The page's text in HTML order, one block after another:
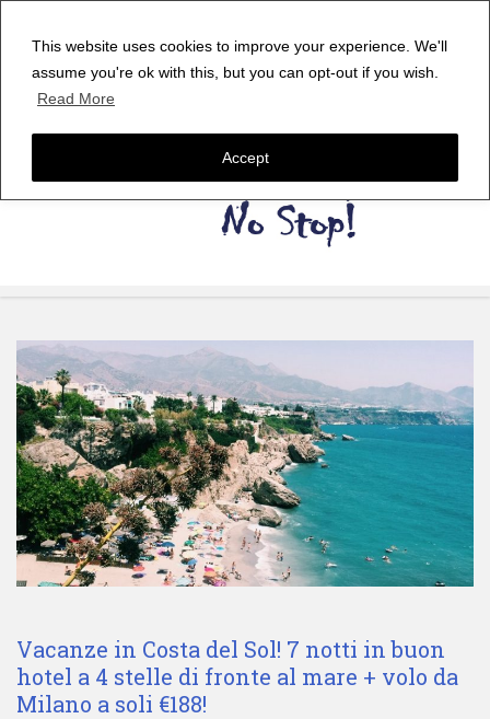
This website uses cookies to improve your experience. We'll
assume you're ok with this, but you can opt-out if you wish.
Read More
Accept
Vacanze in Costa del Sol! 7 notti in buon
hotel a 4 stelle di fronte al mare + volo da
Milano a soli €188!